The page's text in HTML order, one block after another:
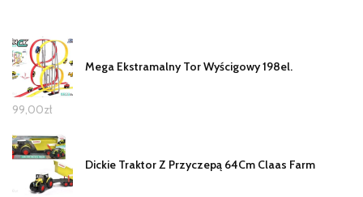
Mega Ekstramalny Tor Wyścigowy 198el.
99,00zł
Dickie Traktor Z Przyczepą 64Cm Claas Farm